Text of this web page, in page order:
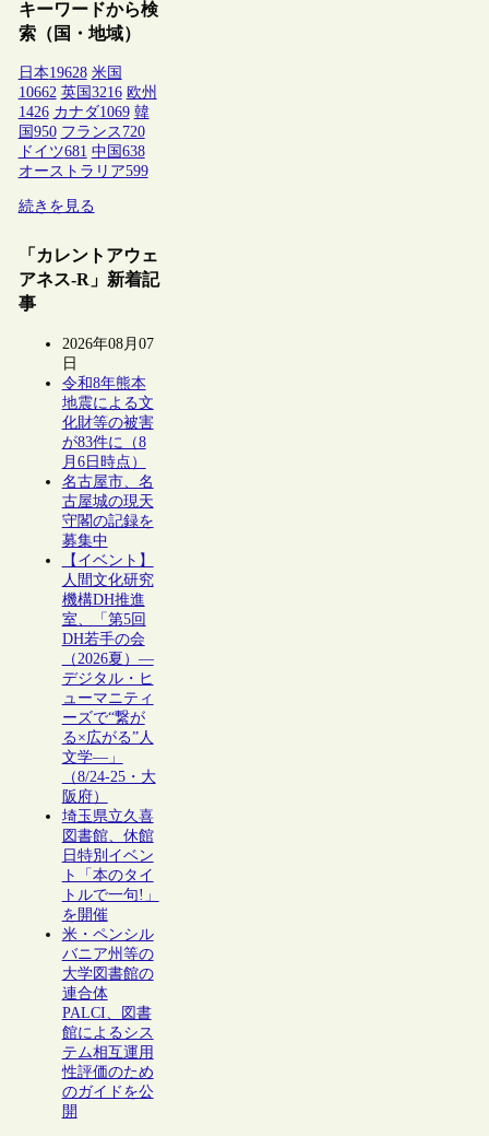
キーワードから検
索（国・地域）
日本19628 米国
10662 英国 3216 欧州
1426 カナダ1069 韓
国 950 フランス 720
ドイツ681 中国 638
オーストラリア599
続きを見る
「カレントアウェ
アネス-R」新着記
事
2026年08月07
日
令和8年熊本
地震による文
化財等の被害
が83件に（8
月6日時点）
名古屋市、名
古屋城の現天
守閣の記録を
募集中
【イベント】
人間文化研究
機構DH推進
室、「第5回
DH若手の会
（2026夏）―
デジタル・ヒ
ューマニティ
ーズで“繋が
る×広がる”人
文学―」
（8/24-25・大
阪府）
埼玉県立久喜
図書館、休館
日特別イベン
ト「本のタイ
トルで一句!」
を開催
米・ペンシル
バニア州等の
大学図書館の
連合体
PALCI、図書
館によるシス
テム相互運用
性評価のため
のガイドを公
開